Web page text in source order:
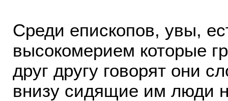
Среди епископов, увы,
высокомерием которые
друг другу говорят они
внизу сидящие им люди